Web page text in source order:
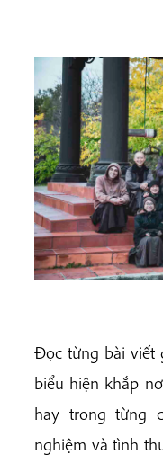
Đọc từng bài viết
biểu hiện khắp
hay trong từng
nghiệm và tình